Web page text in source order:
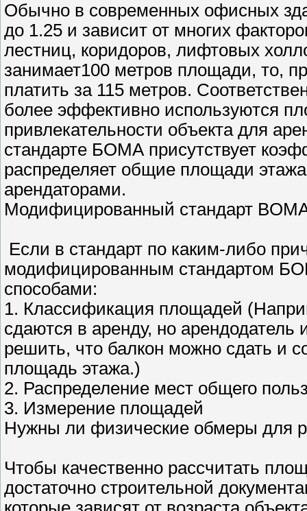
Обычно в современных офисных
до 1.25 и зависит от многих
лестниц, коридоров, лифтовых
занимает100 метров площади, то,
платить за 115 метров.
более эффективно используются
привлекательности объекта для
стандарте БОМА присутствует
распределяет общие площади
арендаторами.
Модифицированный стандарт
Если в стандарт по каким-либо
модифицированным стандартом
способами:
1. Классификация площадей
сдаются в аренду, но
решить, что балкон можно сдать и
площадь этажа.)
2. Распределение мест общего
3. Измерение площадей
Нужны ли физические обмеры для
Чтобы качественно рассчитать
достаточно строительной